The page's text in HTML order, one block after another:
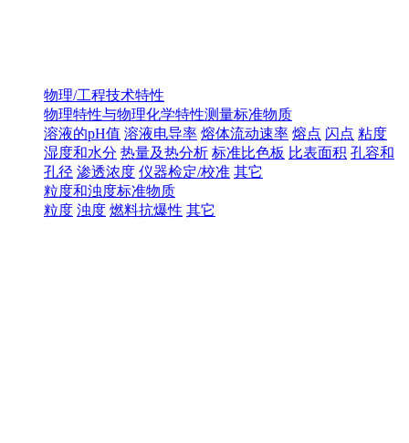
物理/工程技术特性
物理特性与物理化学特性测量标准物质
溶液的pH值 溶液电导率 熔体流动速率 熔点 闪点 粘度
湿度和水分 热量及热分析 标准比色板 比表面积 孔容和
孔径 渗透浓度 仪器检定/校准 其它
粒度和浊度标准物质
粒度 浊度 燃料抗爆性 其它